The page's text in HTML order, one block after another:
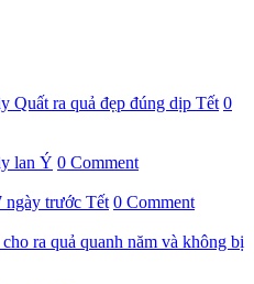
Quất ra quả đẹp đúng dịp Tết 0
lan Ý 0 Comment
ngày trước Tết 0 Comment
ra quả quanh năm và không bị